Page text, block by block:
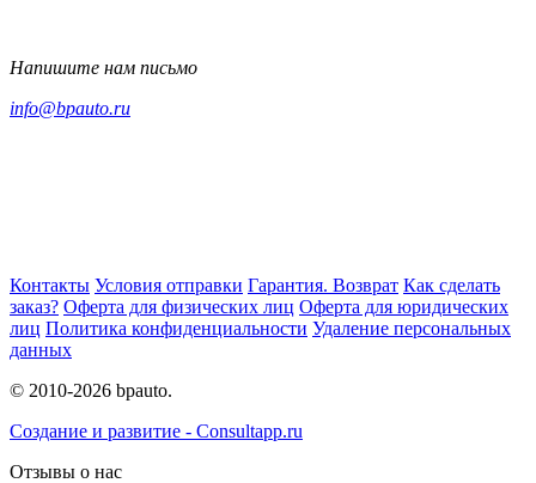
Напишите нам письмо
info@bpauto.ru
Контакты Условия отправки Гарантия. Возврат Как сделать
заказ? Оферта для физических лиц Оферта для юридических
лиц Политика конфиденциальности Удаление персональных
данных
© 2010-2026 bpauto.
Создание и развитие - Consultapp.ru
Отзывы о нас